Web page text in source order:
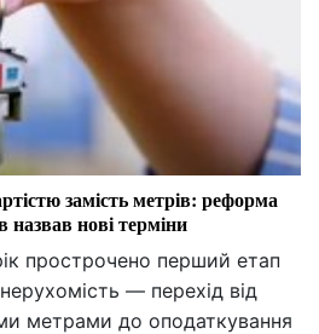
замість метрів: реформа
назвав нові терміни
прострочено перший етап
— перехід від
метрами до оподаткування